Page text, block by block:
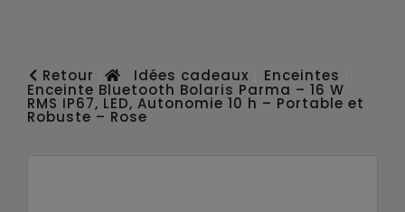
Retour Idées cadeaux Enceintes
Enceinte Bluetooth Bolaris Parma – 16 W
RMS IP67, LED, Autonomie 10 h – Portable et
Robuste – Rose